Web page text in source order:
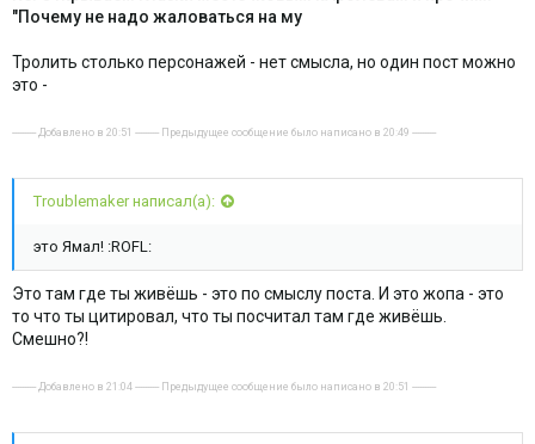
"Почему не надо жаловаться на му
Тролить столько персонажей - нет смысла, но один пост можно
это -
---------- Добавлено в 20:51 ---------- Предыдущее сообщение было написано в 20:49 ----------
Troublemaker написал(а):
это Ямал! :ROFL:
Это там где ты живёшь - это по смыслу поста. И это жопа - это
то что ты цитировал, что ты посчитал там где живёшь.
Смешно?!
---------- Добавлено в 21:04 ---------- Предыдущее сообщение было написано в 20:51 ----------